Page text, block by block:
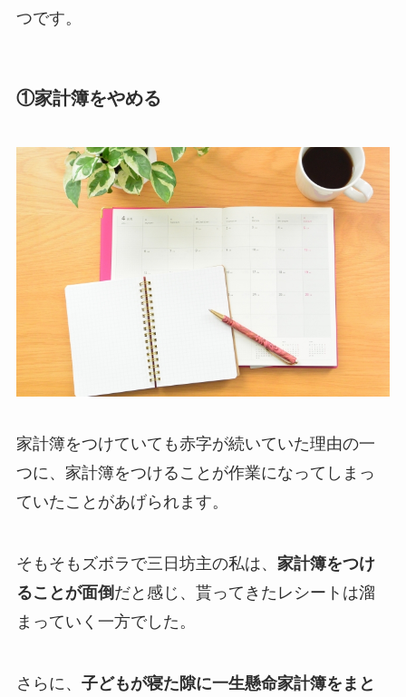
つです。
①家計簿をやめる
家計簿をつけていても赤字が続いていた理由の一
つに、家計簿をつけることが作業になってしまっ
ていたことがあげられます。
そもそもズボラで三日坊主の私は、 家計簿をつけ
ることが面倒 だと感じ、貰ってきたレシートは溜
まっていく一方でした。
さらに、 子どもが寝た隙に一生懸命家計簿をまと